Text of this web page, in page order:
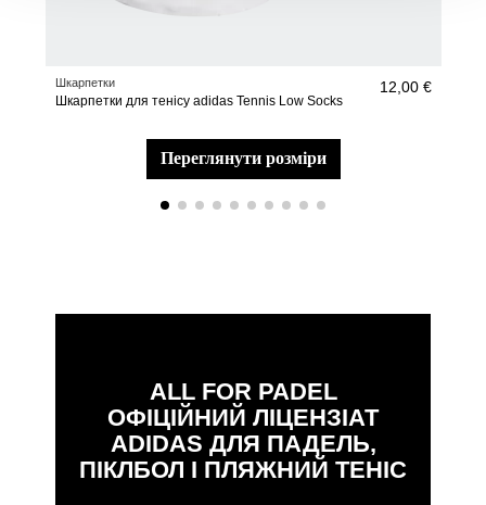
Шкарпетки
Шкарпетки для тенісу adidas Tennis Low Socks
12,00 €
переглянути розміри
ALL FOR PADEL
ОФІЦІЙНИЙ ЛІЦЕНЗІАТ
ADIDAS ДЛЯ ПАДЕЛЬ,
ПІКЛБОЛ І ПЛЯЖНИЙ ТЕНІС